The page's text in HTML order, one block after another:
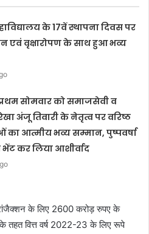
के 17वें स्थापना दिवस पर
वृक्षारोपण के साथ हुआ भव्य
सोमवार को समाजसेवी व
अंजू तिवारी के नेतृत्व पर वरिष्ठ
का आत्मीय भव्य सम्मान, पुष्पवर्षा
भेंट कर लिया आशीर्वाद
के लिए 2600 करोड़ रुपए के
तहत वित्त वर्ष 2022-23 के लिए रूपे